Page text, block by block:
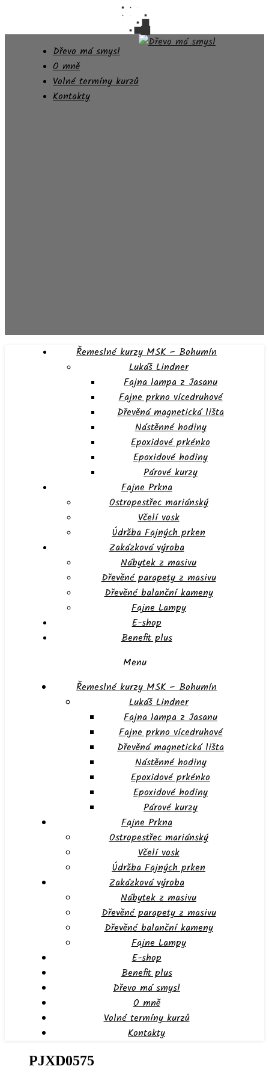
Dřevo má smysl
O mně
Volné termíny kurzů
Kontakty
Řemeslné kurzy MSK – Bohumín
Lukáš Lindner
Fajna lampa z Jasanu
Fajne prkno vícedruhové
Dřevěná magnetická lišta
Nástěnné hodiny
Epoxidové prkénko
Epoxidové hodiny
Párové kurzy
Fajne Prkna
Ostropestřec mariánský
Včelí vosk
Údržba Fajných prken
Zakázková výroba
Nábytek z masivu
Dřevěné parapety z masivu
Dřevěné balanční kameny
Fajne Lampy
E-shop
Benefit plus
Menu
Řemeslné kurzy MSK – Bohumín
Lukáš Lindner
Fajna lampa z Jasanu
Fajne prkno vícedruhové
Dřevěná magnetická lišta
Nástěnné hodiny
Epoxidové prkénko
Epoxidové hodiny
Párové kurzy
Fajne Prkna
Ostropestřec mariánský
Včelí vosk
Údržba Fajných prken
Zakázková výroba
Nábytek z masivu
Dřevěné parapety z masivu
Dřevěné balanční kameny
Fajne Lampy
E-shop
Benefit plus
Dřevo má smysl
O mně
Volné termíny kurzů
Kontakty
PJXD0575